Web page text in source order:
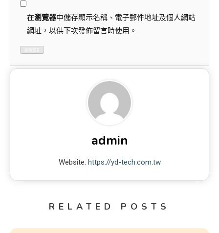
在瀏覽器中儲存顯示名稱、電子郵件地址及個人網站
網址，以供下次發佈留言時使用。
admin
Website: https://yd-tech.com.tw
RELATED POSTS